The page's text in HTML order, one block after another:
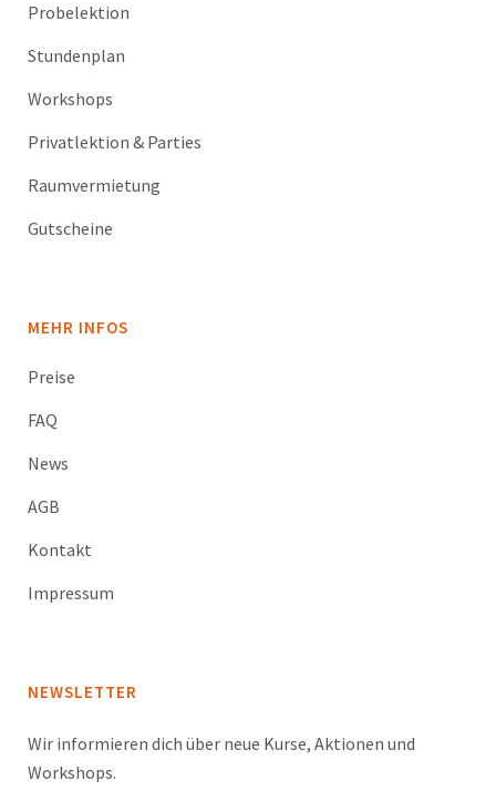
Probelektion
Stundenplan
Workshops
Privatlektion & Parties
Raumvermietung
Gutscheine
MEHR INFOS
Preise
FAQ
News
AGB
Kontakt
Impressum
NEWSLETTER
Wir informieren dich über neue Kurse, Aktionen und
Workshops.